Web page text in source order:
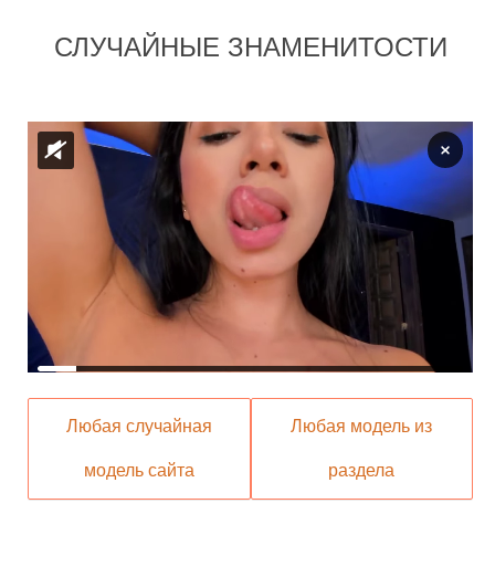
СЛУЧАЙНЫЕ ЗНАМЕНИТОСТИ
Любая случайная
модель сайта
Любая модель из
раздела